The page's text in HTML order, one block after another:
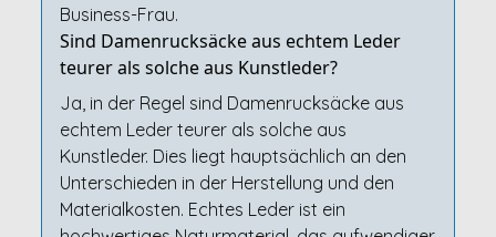
Business-Frau.
Sind Damenrucksäcke aus echtem Leder
teurer als solche aus Kunstleder?
Ja, in der Regel sind Damenrucksäcke aus
echtem Leder teurer als solche aus
Kunstleder. Dies liegt hauptsächlich an den
Unterschieden in der Herstellung und den
Materialkosten. Echtes Leder ist ein